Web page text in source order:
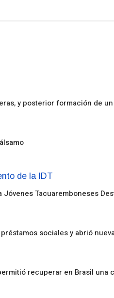
y posterior formación de
Tacuaremboneses
sociales y abrió
recuperar en Brasil una